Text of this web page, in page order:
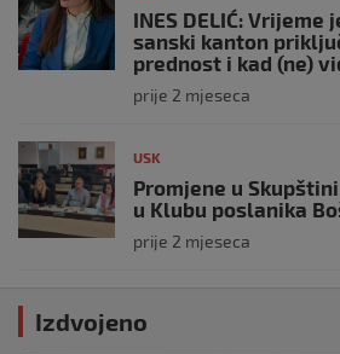
INES DELIĆ: Vrijeme
sanski kanton
prednost i kad (ne)
prije 2 mjeseca
USK
Promjene u
u Klubu poslanika
prije 2 mjeseca
Izdvojeno